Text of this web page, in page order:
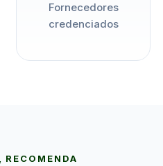
Fornecedores
credenciados
RECOMENDA